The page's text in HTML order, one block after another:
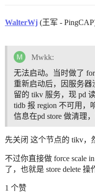
WalterWj (王军 -
Mwkk:
无法启动。当时做了
重新启动后，因服务
留的 tikv 服务，现 pd
tidb 报 region 不可用
信息在pd store 做清理
先关闭 这个节点的 tikv，
不过你直接做 force scale
了，也就是 store delete
1 个赞